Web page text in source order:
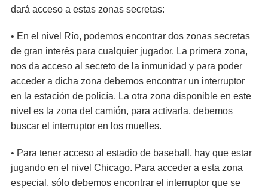
dará acceso a estas zonas secretas:
• En el nivel Río, podemos encontrar dos zonas secretas
de gran interés para cualquier jugador. La primera zona,
nos da acceso al secreto de la inmunidad y para poder
acceder a dicha zona debemos encontrar un interruptor
en la estación de policía. La otra zona disponible en este
nivel es la zona del camión, para activarla, debemos
buscar el interruptor en los muelles.
• Para tener acceso al estadio de baseball, hay que estar
jugando en el nivel Chicago. Para acceder a esta zona
especial, sólo debemos encontrar el interruptor que se